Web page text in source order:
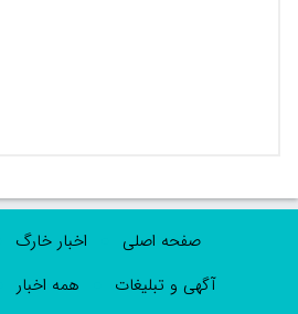
صفحه اصلی اخبار خارگ
آگهی و تبلیغات
همه اخبار